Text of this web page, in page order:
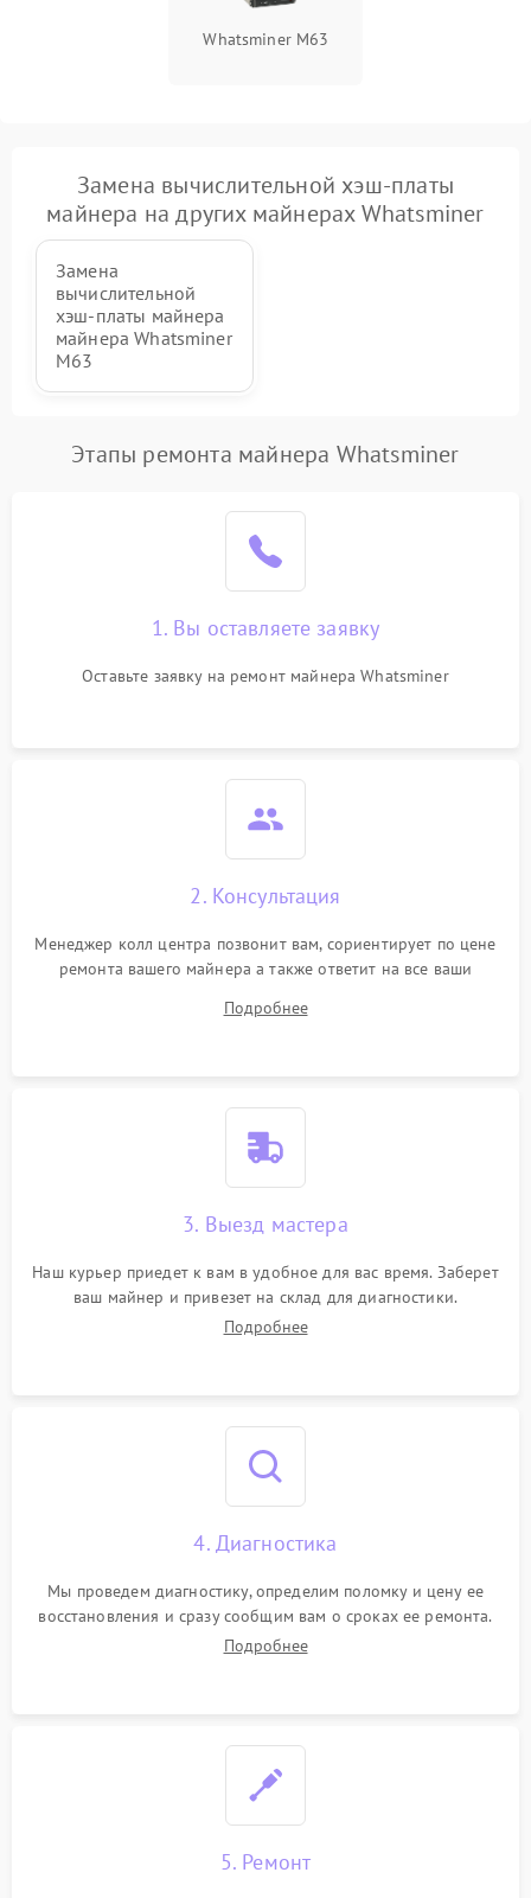
Whatsminer M63
Замена вычислительной хэш-платы
майнера на других майнерах Whatsminer
Замена
вычислительной
хэш-платы майнера
майнера Whatsminer
M63
Этапы ремонта майнера Whatsminer
1. Вы оставляете заявку
Оставьте заявку на ремонт майнера Whatsminer
2. Консультация
Менеджер колл центра позвонит вам, сориентирует по цене
ремонта вашего майнера а также ответит на все ваши
Подробнее
3. Выезд мастера
Наш курьер приедет к вам в удобное для вас время. Заберет
ваш майнер и привезет на склад для диагностики.
Подробнее
4. Диагностика
Мы проведем диагностику, определим поломку и цену ее
восстановления и сразу сообщим вам о сроках ее ремонта.
Подробнее
5. Ремонт